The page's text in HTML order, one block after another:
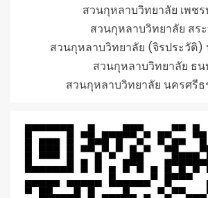
สวนกุหลาบวิทยาลัย เพช
สวนกุหลาบวิทยาลัย สร
สวนกุหลาบวิทยาลัย (จิรประวัติ)
สวนกุหลาบวิทยาลัย ธน
สวนกุหลาบวิทยาลัย นครศรีธ